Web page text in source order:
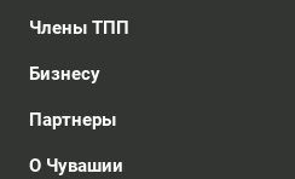
Члены ТПП
Бизнесу
Партнеры
О Чувашии